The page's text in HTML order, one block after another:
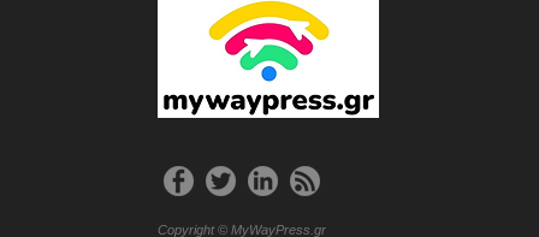
Copyright © MyWayPress.gr